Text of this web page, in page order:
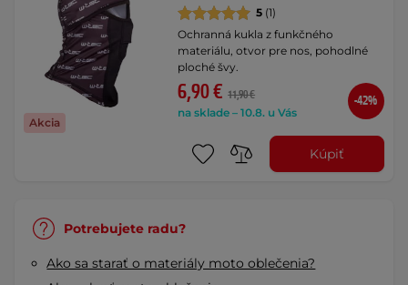
Akcia
5 (1)
Ochranná kukla z funkčného
materiálu, otvor pre nos, pohodlné
ploché švy.
6,90 € 11,90 €
na sklade – 10.8. u Vás
-42%
Kúpiť
Potrebujete radu?
Ako sa starať o materiály moto oblečenia?